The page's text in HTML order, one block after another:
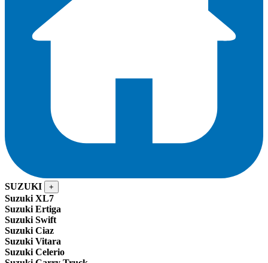
SUZUKI +
Suzuki XL7
Suzuki Ertiga
Suzuki Swift
Suzuki Ciaz
Suzuki Vitara
Suzuki Celerio